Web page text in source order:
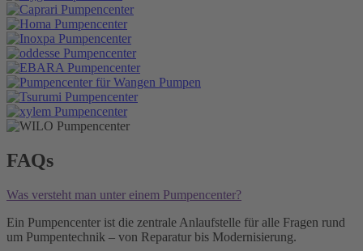
FAQs
Was versteht man unter einem Pumpencenter?
Ein Pumpencenter ist die zentrale Anlaufstelle für alle Fragen rund
um Pumpentechnik – von Reparatur bis Modernisierung.